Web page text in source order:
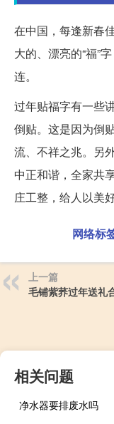
在中国，每逢新春
大的、漂亮的“福”
连。
过年贴福字有一些
倒贴。这是因为倒
流、不祥之兆。另
中正和谐，全家共
庄工整，给人以美
网络标
上一篇
毛铺紫荞过年送礼
相关问题
净水器要排废水吗